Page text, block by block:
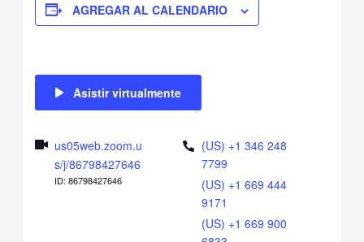
AGREGAR AL CALENDARIO
Asistir virtualmente
us05web.zoom.u
s/j/86798427646
ID: 86798427646
(US) +1 346 248
7799
(US) +1 669 444
9171
(US) +1 669 900